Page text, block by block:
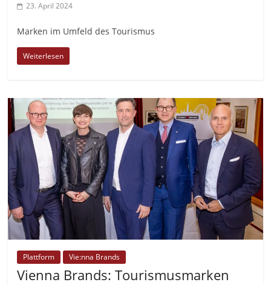
23. April 2024
Marken im Umfeld des Tourismus
Weiterlesen
Plattform Vie:nna Brands
Vienna Brands: Tourismusmarken